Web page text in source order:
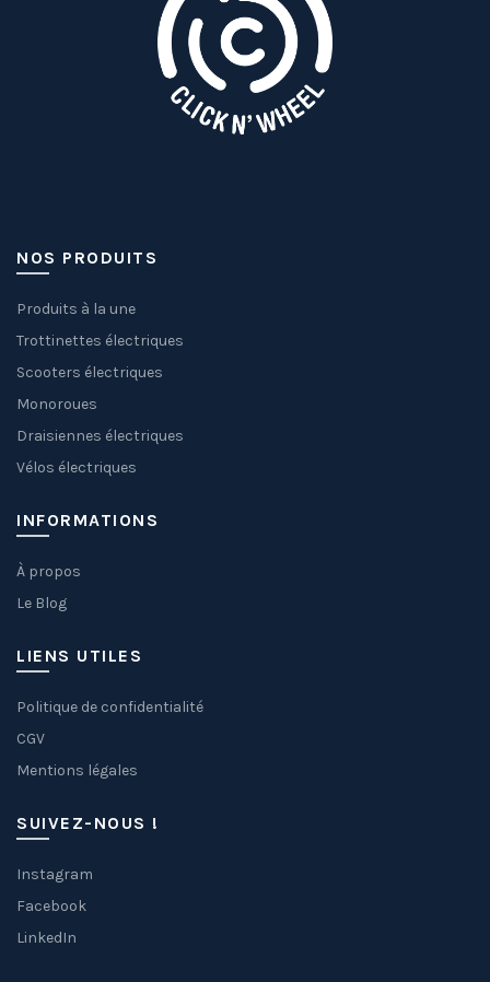
NOS PRODUITS
Produits à la une
Trottinettes électriques
Scooters électriques
Monoroues
Draisiennes électriques
Vélos électriques
INFORMATIONS
À propos
Le Blog
LIENS UTILES
Politique de confidentialité
CGV
Mentions légales
SUIVEZ-NOUS !
Instagram
Facebook
LinkedIn